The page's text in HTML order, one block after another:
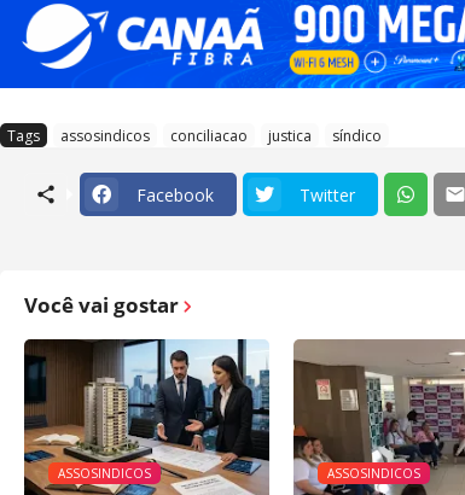
Tags assosindicos conciliacao justica síndico
Facebook Twitter
Você vai gostar
ASSOSINDICOS ASSOSINDICOS